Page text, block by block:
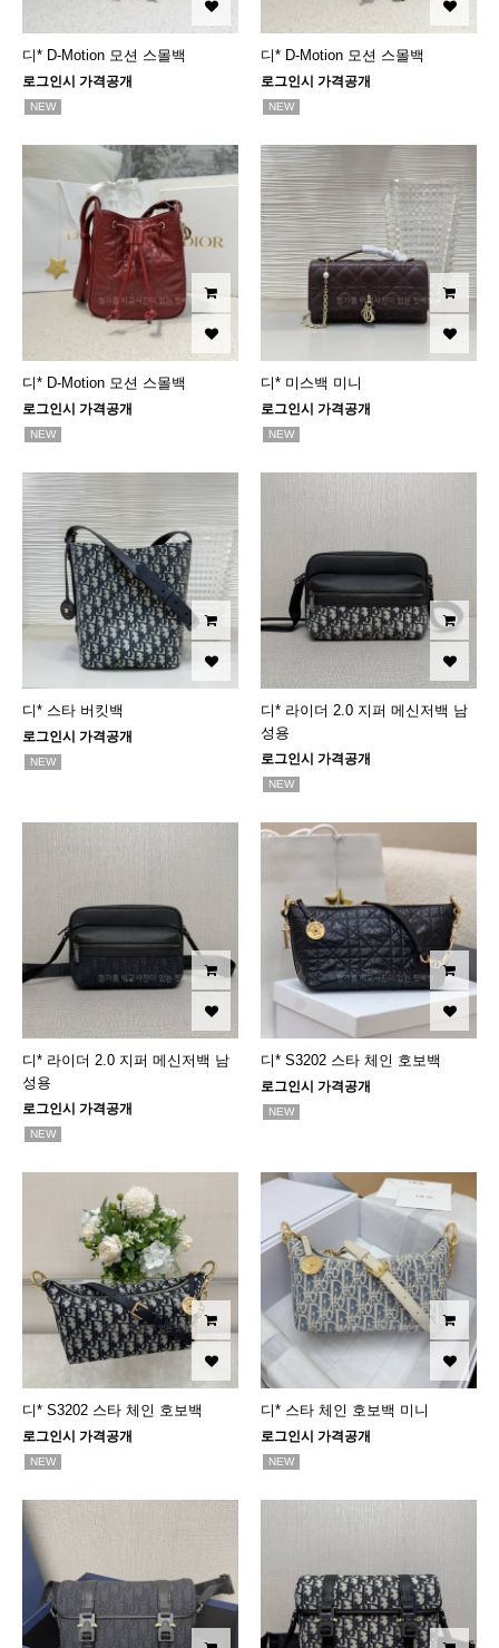
디* D-Motion 모션 스몰백
로그인시 가격공개
NEW
디* D-Motion 모션 스몰백
로그인시 가격공개
NEW
디* D-Motion 모션 스몰백
로그인시 가격공개
NEW
디* 미스백 미니
로그인시 가격공개
NEW
디* 스타 버킷백
로그인시 가격공개
NEW
디* 라이더 2.0 지퍼 메신저백 남
성용
로그인시 가격공개
NEW
디* 라이더 2.0 지퍼 메신저백 남
성용
로그인시 가격공개
NEW
디* S3202 스타 체인 호보백
로그인시 가격공개
NEW
디* S3202 스타 체인 호보백
로그인시 가격공개
NEW
디* 스타 체인 호보백 미니
로그인시 가격공개
NEW